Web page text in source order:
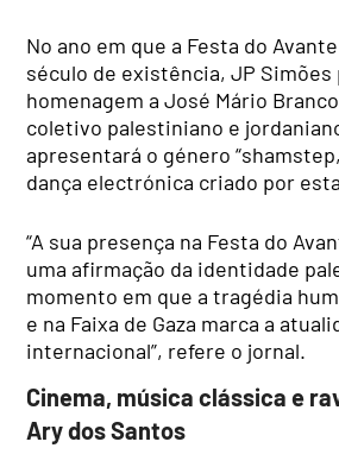
No ano em que a Festa do
século de existência, JP Simões
homenagem a José Mário
coletivo palestiniano e
apresentará o género
dança electrónica criado por
“A sua presença na Festa do
uma afirmação da identidade
momento em que a tragédia
e na Faixa de Gaza marca a
internacional”, refere o jornal.
Cinema, música clássica e
Ary dos Santos